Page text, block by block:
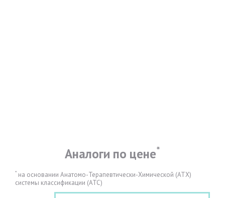
Аналоги по цене*
* на основании Анатомо-Терапевтически-Химической (АТХ)
системы классификации (АТС)